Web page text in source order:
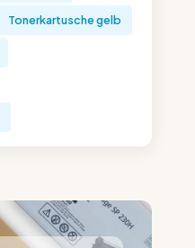
Tonerkartusche gelb